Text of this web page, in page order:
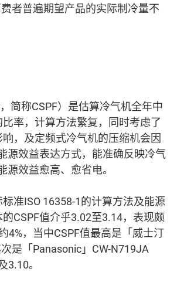
者普遍期望产品的实际制冷量不
简称CSPF）是估算冷气机全年中
率，计算方法繁复，同时考虑了
，及定频式冷气机的压缩机会因
源效益表达方式，能准确反映冷气
效益愈高、愈省电。
准ISO 16358-1的计算方法及能源
CSPF值介乎3.02至3.14，表现颇
4%，当中CSPF值最高是「威士汀
是「Panasonic」CW-N719JA
3.10。